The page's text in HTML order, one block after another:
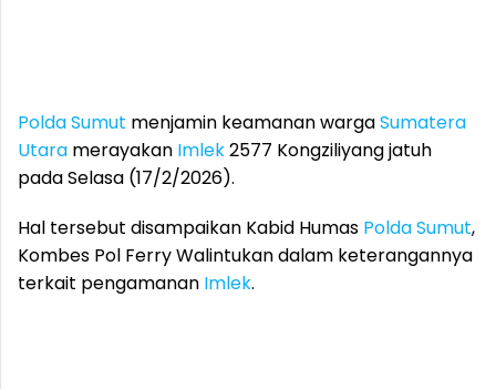
Polda Sumut menjamin keamanan wargaSumatera
Utara merayakan Imlek2577 Kongziliyang jatuh
pada Selasa (17/2/2026).
Hal tersebut disampaikan Kabid Humas Polda Sumut,
Kombes Pol Ferry Walintukan dalam keterangannya
terkait pengamanan Imlek.